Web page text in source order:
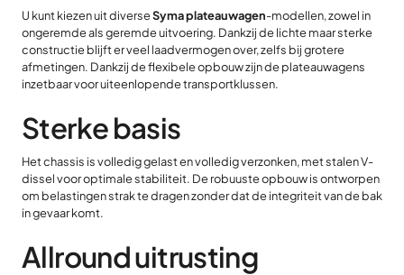
U kunt kiezen uit diverseSyma plateauwagen-modellen, zowel in
ongeremde als geremde uitvoering. Dankzij de lichte maar sterke
constructie blijft er veel laadvermogen over, zelfs bij grotere
afmetingen. Dankzij de flexibele opbouw zijn de plateauwagens
inzetbaar voor uiteenlopende transportklussen.
Sterke basis
Het chassis is volledig gelast en volledig verzonken, met stalen V-
dissel voor optimale stabiliteit. De robuuste opbouw is ontworpen
om belastingen strak te dragen zonder dat de integriteit van de bak
in gevaar komt.
Allround uitrusting